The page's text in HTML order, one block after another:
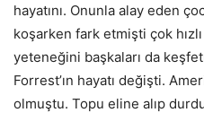
hayatını. Onunla alay eden
koşarken fark etmişti çok
yeteneğini başkaları da
Forrest’ın hayatı değişti.
olmuştu. Topu eline alıp